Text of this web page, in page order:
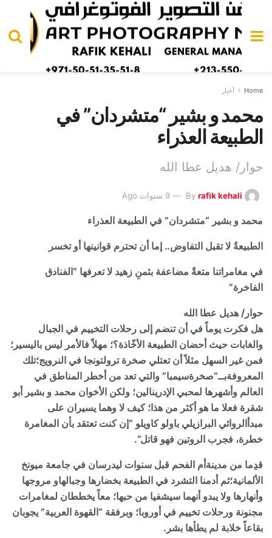
Home أخبار
محمد و بشير “متشردان” في
الطبيعة العذراء
حوار/ هديل عطا الله
By rafik kehali 9 سنوات Ago
محمد و بشير “متشردان” في الطبيعة العذراء
الطبيعةُ لا تقبل التفاوض.. إما أن تحترم قوانينها أو تخسر
في مغامراتنا متعةٌ مضاعفة بثمنِ زهيد لا تعرفها “الفنادق
الفاخرة”
حوار/ هديل عطا الله
هل فكرت يوماً في أن تنضم إلى رحلات التخييم في الجبال
والغابات حيث أحضان الطبيعة الأخّاذة؟؛ مهلاً فالأمر ليس باليسير؛
فمن غير السهل مثلاً أن تعتلي صخرة ترولتونجا في النرويج؛تلك
المعروفةبــ”صخرةسيمبا” والتي تعد من أخطر المناطق في
العالم وأشهرها لمحبي الإدرينالين؛ ولكن الأخوان محمد و بشير أبو
شقرة فعلا ما هو أكثر من هذا؛ كيف لا وهما يسيران على
مبدأالروائي البرازيلي باولو كاويلو “إن كنت تعتقد بأن المغامرة
خطرة، فجرب الروتين فهو قاتل”.
قدِما من مدينةأم الفحم قبل سنوات ليدرسان في جامعة ميونخ
الألمانية؛ثم أدمنا التشرد في الطبيعة بخضارها وجبالهاو مروجها
وأنهارها ولا يبدو أنهما سيشفيا من حبها؛ معاً يخططان لمغامرات
مجنونة ورحلات تخييم في أوروبا؛ وبرفقة “القهوة العربية” يجوبان
بقاعاً خلابة لم يطأها بشر .